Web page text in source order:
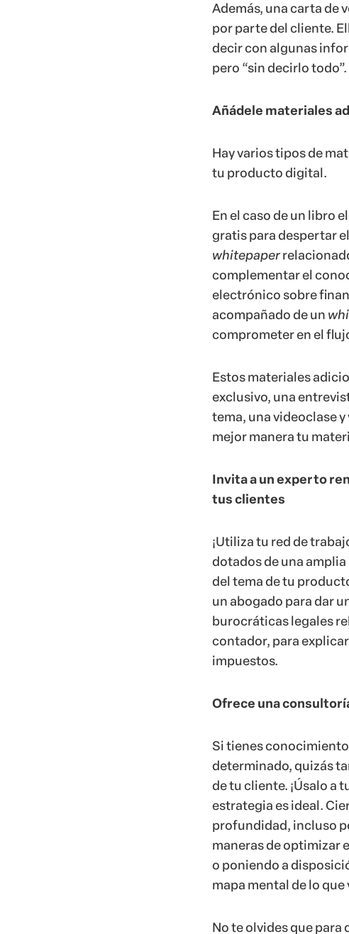
Además, una carta de
por parte del cliente.
decir con algunas
pero “sin decirlo todo”.
Añádele materiales
Hay varios tipos de
tu producto digital.
En el caso de un libro
gratis para despertar
whitepaper
complementar el
electrónico sobre
acompañado de un
comprometer en el
Estos materiales
exclusivo, una
tema, una videoclase
mejor manera tu
Invita a un experto
tus clientes
¡Utiliza tu red de
dotados de una
del tema de tu
un abogado para dar
burocráticas legales
contador, para
impuestos.
Ofrece una
Si tienes
determinado, quizás
de tu cliente. ¡Úsalo a
estrategia es ideal.
profundidad, incluso
maneras de optimizar
o poniendo a
mapa mental de lo
No te olvides que